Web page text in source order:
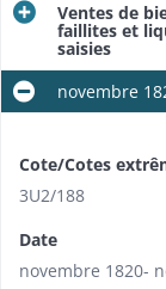
Ventes de
faillites et
saisies
novembre
Cote/Cotes
3U2/188
Date
novembre 1820-